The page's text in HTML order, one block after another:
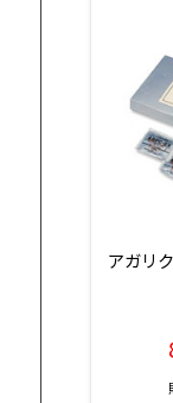
アガリ